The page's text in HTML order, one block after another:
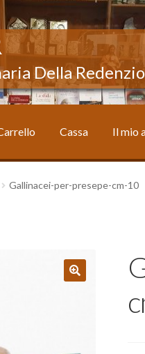
Della
Cassa Il mio
Gallinacei-per-presepe-cm-10